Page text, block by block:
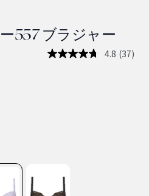
557 ブラジャー
4.8 レ
(37)